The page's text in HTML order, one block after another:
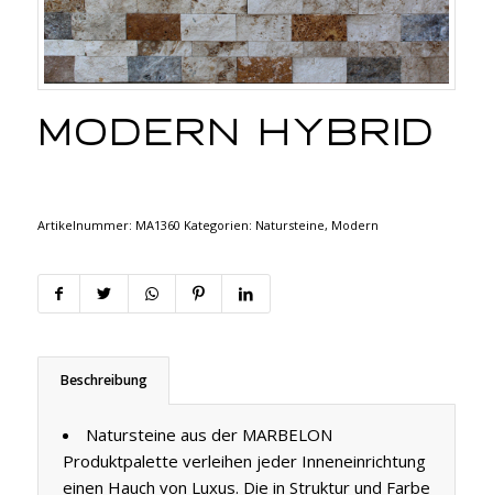
Modern Hybrid
Artikelnummer: MA1360 Kategorien: Natursteine, Modern
Beschreibung
Natursteine aus der MARBELON
Produktpalette verleihen jeder Inneneinrichtung
einen Hauch von Luxus. Die in Struktur und Farbe